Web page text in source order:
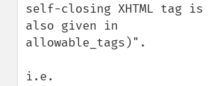
self-closing XHTML tag is
also given in
allowable_tags)".
i.e.